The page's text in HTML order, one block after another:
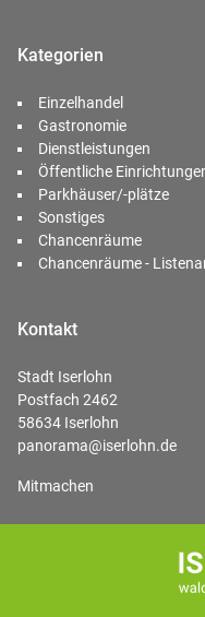
Kategorien
Einzelhandel
Gastronomie
Dienstleistungen
Öffentliche
Parkhäuser/-plätze
Sonstiges
Chancenräume
Chancenräume -
Kontakt
Stadt Iserlohn
Postfach 2462
58634 Iserlohn
panorama@iserlohn.de
Mitmachen